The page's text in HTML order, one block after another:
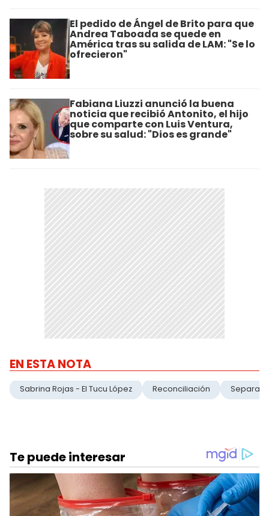
El pedido de Ángel de Brito para que
Andrea Taboada se quede en
América tras su salida de LAM: "Se lo
ofrecieron"
Fabiana Liuzzi anunció la buena
noticia que recibió Antonito, el hijo
que comparte con Luis Ventura,
sobre su salud: "Dios es grande"
EN ESTA NOTA
Sabrina Rojas - El Tucu López Reconciliación